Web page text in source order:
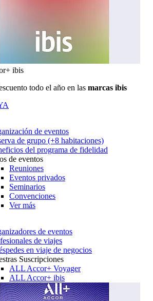
ibis
todo el año en las marcas ibis
de eventos
de grupo (+8 habitaciones)
del programa de fidelidad
de eventos
Reuniones
Eventos privados
Seminarios
Convenciones
Ver más
de eventos
de viajes
en viaje de negocios
Suscripciones
ALL Accor+ Voyager
ALL Accor+ ibis